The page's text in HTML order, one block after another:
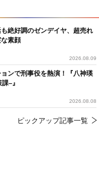
絶好調のゼンデイヤ、超売れ
素顔
2026.08.09
ンで刑事役を熱演！『八神瑛
–』
2026.08.08
ピックアップ記事一覧